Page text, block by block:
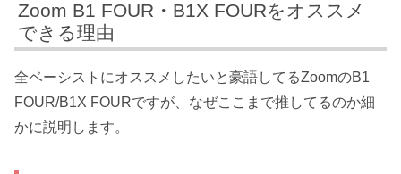
Zoom B1 FOUR・B1X FOURをオススメ
できる理由
全ベーシストにオススメしたいと豪語してるZoomのB1
FOUR/B1X FOURですが、なぜここまで推してるのか細
かに説明します。